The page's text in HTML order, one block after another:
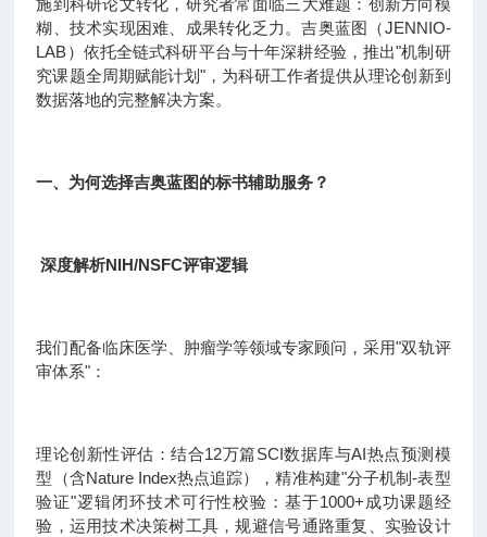
施到科研论文转化，研究者常面临三大难题：创新方向模
糊、技术实现困难、成果转化乏力。吉奥蓝图（JENNIO-
LAB）依托全链式科研平台与十年深耕经验，推出"机制研
究课题全周期赋能计划"，为科研工作者提供从理论创新到
数据落地的完整解决方案。
一、为何选择吉奥蓝图的标书辅助服务？
深度解析NIH/NSFC评审逻辑
我们配备临床医学、肿瘤学等领域专家顾问，采用"双轨评
审体系"：
理论创新性评估：结合12万篇SCI数据库与AI热点预测模
型（含Nature Index热点追踪），精准构建"分子机制-表型
验证"逻辑闭环技术可行性校验：基于1000+成功课题经
验，运用技术决策树工具，规避信号通路重复、实验设计